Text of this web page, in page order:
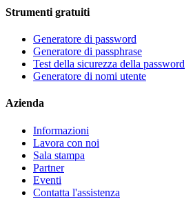
Strumenti gratuiti
Generatore di password
Generatore di passphrase
Test della sicurezza della password
Generatore di nomi utente
Azienda
Informazioni
Lavora con noi
Sala stampa
Partner
Eventi
Contatta l'assistenza